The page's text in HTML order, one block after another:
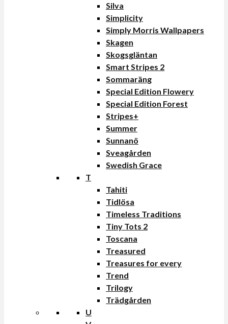
Silva
Simplicity
Simply Morris Wallpapers
Skagen
Skogsgläntan
Smart Stripes 2
Sommaräng
Special Edition Flowery
Special Edition Forest
Stripes+
Summer
Sunnanö
Sveagården
Swedish Grace
T
Tahiti
Tidlösa
Timeless Traditions
Tiny Tots 2
Toscana
Treasured
Treasures for every
Trend
Trilogy
Trädgården
U